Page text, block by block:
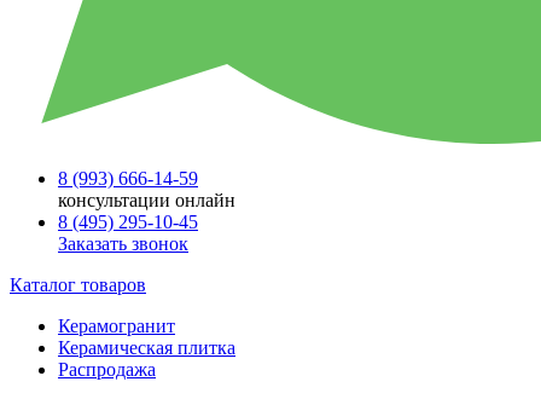
8 (993) 666-14-59
консультации онлайн
8 (495) 295-10-45
Заказать звонок
Каталог товаров
Керамогранит
Керамическая плитка
Распродажа